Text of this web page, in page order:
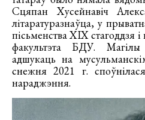
Сцяпан Хусейнавіч
літаратуразнаўца, у
пісьменства XIX стагоддзя
факультэта БДУ.
адшукаць на
снежня 2021 г.
нараджэння.